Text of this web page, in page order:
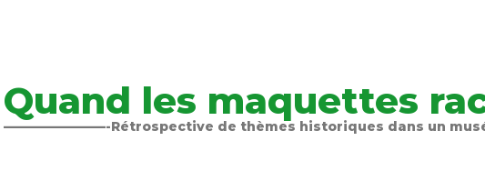
Quand les maquettes
————————-Rétrospective de thèmes historiques dans un